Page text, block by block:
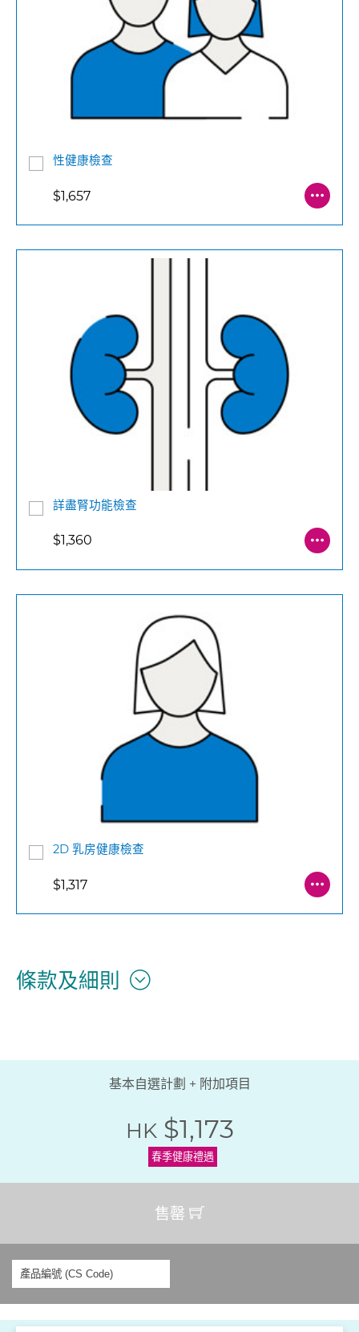
性健康檢查
$1,657
詳盡腎功能檢查
$1,360
2D 乳房健康檢查
$1,317
條款及細則
基本自選計劃 + 附加項目
HK $1,173
春季健康禮遇
售罄